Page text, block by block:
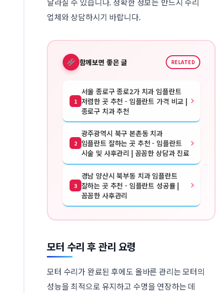
업체와 상담하시기 바랍니다.
함께보면 좋은 글 RELATED
1
서울 종로구 종로2가 치과 임플란트
저렴한 곳 추천 - 임플란트 가격 비교 |
종로구 치과 추천
2
광주광역시 북구 본촌동 치과
임플란트 잘하는 곳 추천 - 임플란트
시술 및 사후관리 | 꼼꼼한 상담과 진료
3
경남 양산시 북부동 치과 임플란트
잘하는 곳 추천 - 임플란트 성공률 |
꼼꼼한 사후관리
모터 수리 후 관리 요령
모터 수리가 완료된 후에도 올바른 관리는 모터의
성능을 최적으로 유지하고 수명을 연장하는 데